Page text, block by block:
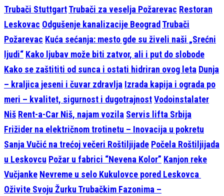
Trubači StuttgartTrubači za veselja Požarevac Restoran
Leskovac Odgušenje kanalizacije Beograd Trubači
Požarevac Kuća sećanja: mesto gde su živeli naši „Srećni
ljudi“ Kako ljubav može biti zatvor, ali i put do slobode
Kako se zaštititi od sunca i ostati hidriran ovog leta Dunja
– kraljica jeseni i čuvar zdravlja Izrada kapija i ograda po
meri – kvalitet, sigurnost i dugotrajnostVodoinstalater
Niš Rent-a-Car Niš, najam vozila Servis lifta Srbija
Frižider na električnom trotinetu – Inovacija u pokretu
Sanja Vučić na trećoj večeri Roštiljijade Počela Roštiljijada
u Leskovcu Požar u fabrici “Nevena Kolor” Kanjon reke
Vučjanke Nevreme u selo Kukulovce pored Leskovca
Oživite Svoju Žurku Trubačkim Fazonima –